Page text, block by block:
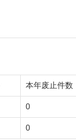
本年废止件数
0
0